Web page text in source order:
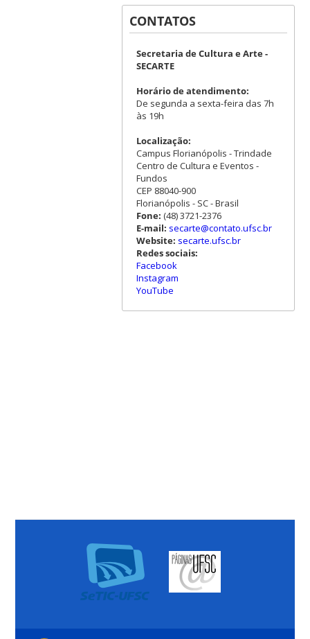
CONTATOS
Secretaria de Cultura e Arte -
SECARTE
Horário de atendimento:
De segunda a sexta-feira das 7h
às 19h
Localização:
Campus Florianópolis - Trindade
Centro de Cultura e Eventos -
Fundos
CEP 88040-900
Florianópolis - SC - Brasil
Fone: (48) 3721-2376
E-mail: secarte@contato.ufsc.br
Website: secarte.ufsc.br
Redes sociais:
Facebook
Instagram
YouTube